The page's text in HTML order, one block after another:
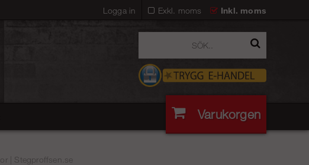
Exkl. moms Inkl. moms
Logga in
Varukorgen
| Stegproffsen.se